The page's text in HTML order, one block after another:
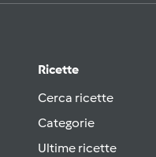
Ricette
Cerca ricette
Categorie
Ultime ricette